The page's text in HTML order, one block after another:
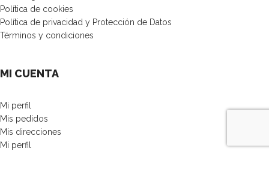
Política de cookies
Política de privacidad y Protección de Datos
Términos y condiciones
MI CUENTA
Mi perfil
Mis pedidos
Mis direcciones
Mi perfil